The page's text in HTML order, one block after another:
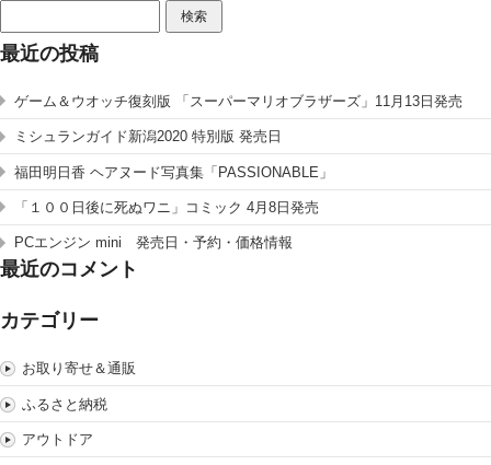
索:
最近の投稿
ゲーム＆ウオッチ復刻版 「スーパーマリオブラザーズ」11月13日発売
ミシュランガイド新潟2020 特別版 発売日
福田明日香 ヘアヌード写真集「PASSIONABLE」
「１００日後に死ぬワニ」コミック 4月8日発売
PCエンジン mini 発売日・予約・価格情報
最近のコメント
カテゴリー
お取り寄せ＆通販
ふるさと納税
アウトドア